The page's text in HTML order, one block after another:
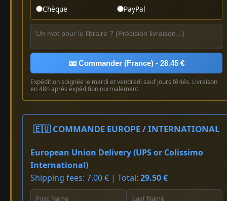
Chèque PayPal
📧 Commander (France) - 28.45 €
Expédition soignée le mardi et vendredi sauf jours fériés. Livraison
en 48h après expédition normalement
🇪🇺 COMMANDE EUROPE / INTERNATIONAL
European Union Delivery (UPS or Colissimo
International)
Shipping fees: 7.00 € | Total: 29.50 €